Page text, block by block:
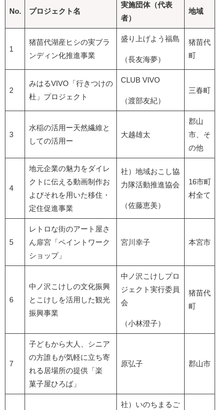
No. プロジェクト名
実施団体（代表
者）
地域
1
猪苗代湖産ヒシの実ブラ
ンディン化推進事業
盛り上げよう福島
（長友海夢）
猪苗代
町
2
みはるVIVO「行きつけの
杜」プロジェクト
CLUB VIVO
（渡部友紀）
三春町
3
水稲の活用ー天然繊維と
しての活用ー
大越雄太
郡山
市、そ
の他
4
地元企業の魅力をダイレ
クトに伝える動画制作お
よびそれを用いた移住・
定住促進事業
社）地域おこし協
力隊活動推進協会
（佐藤恵美）
16市町
村全て
5
レトロな街のアート屋さ
ん扉宮「ペイントワーク
ショップ」
宮川幸子 本宮市
6
中ノ沢こけしの文化振興
とこけしを活用した観光
振興事業
中ノ沢こけしプロ
ジェクト実行委員
会
（小林澄子）
猪苗代
町
7
子どもから大人、シニア
の方誰もが気軽に立ち寄
れる居場所の提供「楽
菓子屋ひろば」
原弘子 郡山市
社）いのちまるご